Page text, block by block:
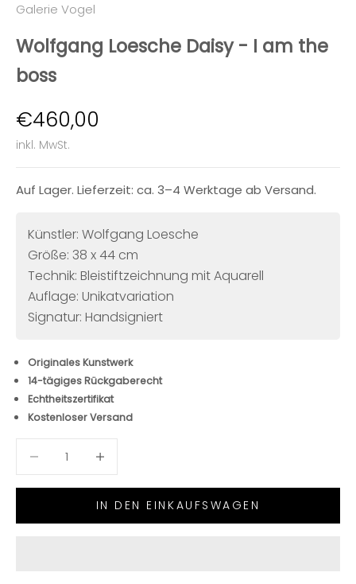
Galerie Vogel
Wolfgang Loesche Daisy - I am the
boss
Angebot
€460,00
inkl. MwSt.
Auf Lager. Lieferzeit: ca. 3–4 Werktage ab Versand.
Künstler: Wolfgang Loesche
Größe: 38 x 44 cm
Technik: Bleistiftzeichnung mit Aquarell
Auflage: Unikatvariation
Signatur: Handsigniert
Originales Kunstwerk
14-tägiges Rückgaberecht
Echtheitszertifikat
Kostenloser Versand
IN DEN EINKAUFSWAGEN